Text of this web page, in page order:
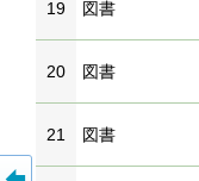
19 図書
20 図書
21 図書